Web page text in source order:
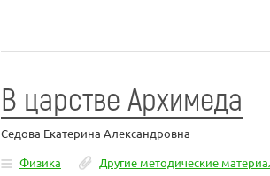
В царстве Архимеда
Седова Екатерина Александровна
Физика
Другие методические